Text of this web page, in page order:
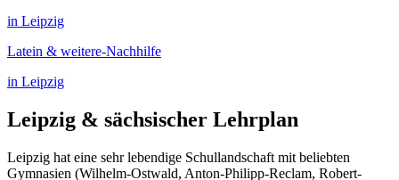
in Leipzig
Latein & weitere-Nachhilfe
in Leipzig
Leipzig & sächsischer Lehrplan
Leipzig hat eine sehr lebendige Schullandschaft mit beliebten
Gymnasien (Wilhelm-Ostwald, Anton-Philipp-Reclam, Robert-